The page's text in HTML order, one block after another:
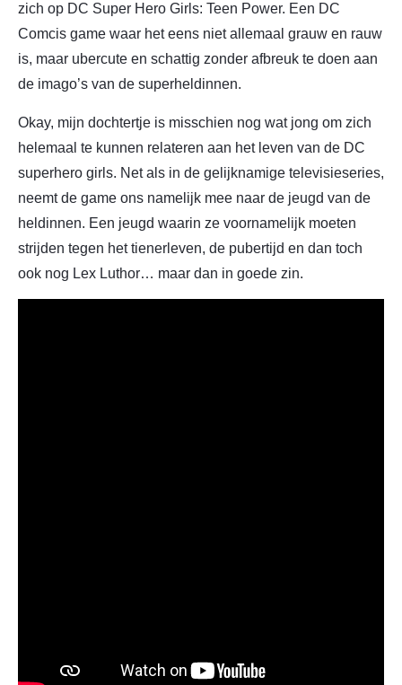
zich op DC Super Hero Girls: Teen Power. Een DC
Comcis game waar het eens niet allemaal grauw en rauw
is, maar ubercute en schattig zonder afbreuk te doen aan
de imago’s van de superheldinnen.
Okay, mijn dochtertje is misschien nog wat jong om zich
helemaal te kunnen relateren aan het leven van de DC
superhero girls. Net als in de gelijknamige televisieseries,
neemt de game ons namelijk mee naar de jeugd van de
heldinnen. Een jeugd waarin ze voornamelijk moeten
strijden tegen het tienerleven, de pubertijd en dan toch
ook nog Lex Luthor… maar dan in goede zin.